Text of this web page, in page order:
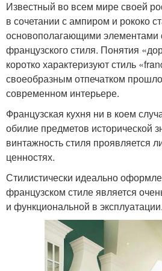
Известный во всем мире своей
в сочетании с ампиром и рококо
основополагающими элементами
французского стиля. Понятия
коротко характеризуют стиль
своеобразным отпечатком
современном интерьере.
Французская кухня ни в коем
обилие предметов исторической
винтажность стиля проявляется
ценностях.
Стилистически идеально
французском стиле является
и функциональной в эксплуатации.